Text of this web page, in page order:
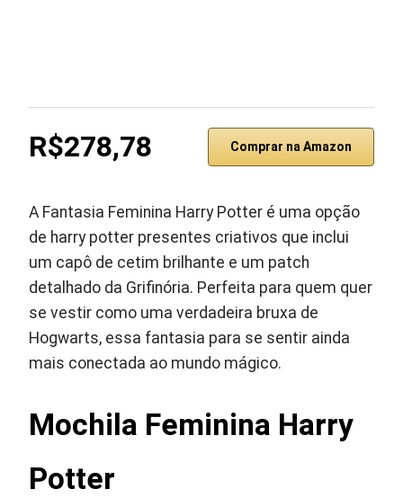
R$278,78 Comprar na Amazon
A Fantasia Feminina Harry Potter é uma opção
de harry potter presentes criativos que inclui
um capô de cetim brilhante e um patch
detalhado da Grifinória. Perfeita para quem quer
se vestir como uma verdadeira bruxa de
Hogwarts, essa fantasia para se sentir ainda
mais conectada ao mundo mágico.
Mochila Feminina Harry
Potter